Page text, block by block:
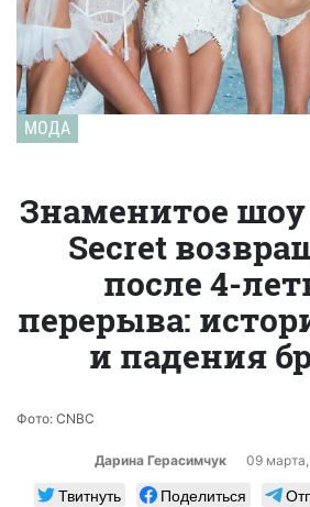
МОДА
Знаменитое шоу
Secret
после 4-
перерыва:
и падения
Фото: CNBC
Дарина Герасимчук 09 марта,
Твитнуть Поделиться